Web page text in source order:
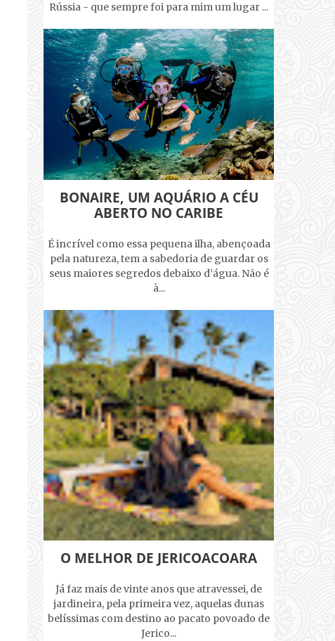
Rússia - que sempre foi para mim um lugar ...
BONAIRE, UM AQUÁRIO A CÉU
ABERTO NO CARIBE
É incrível como essa pequena ilha, abençoada
pela natureza, tem a sabedoria de guardar os
seus maiores segredos debaixo d’água. Não é
à...
O MELHOR DE JERICOACOARA
Já faz mais de vinte anos que atravessei, de
jardineira, pela primeira vez, aquelas dunas
belíssimas com destino ao pacato povoado de
Jerico...